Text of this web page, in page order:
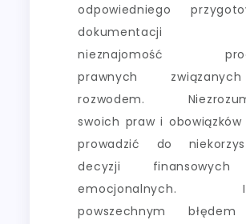
odpowiedniego
dokumentacji
nieznajomość
prawnych
rozwodem.
swoich praw i obowiązków
prowadzić do
decyzji
emocjonalnych.
powszechnym